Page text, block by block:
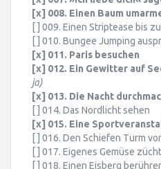
[x] 008. Einen Baum
[ ] 009. Einen Striptease bis
[ ] 010. Bungee Jumping
[x] 011. Paris besuchen
[x] 012. Ein Gewitter auf
ja)
[x] 013. Die Nacht
[ ] 014. Das Nordlicht sehen
[x] 015. Eine
[ ] 016. Den Schiefen Turm
[ ] 017. Eigenes Gemüse
[ ] 018. Einen Eisberg